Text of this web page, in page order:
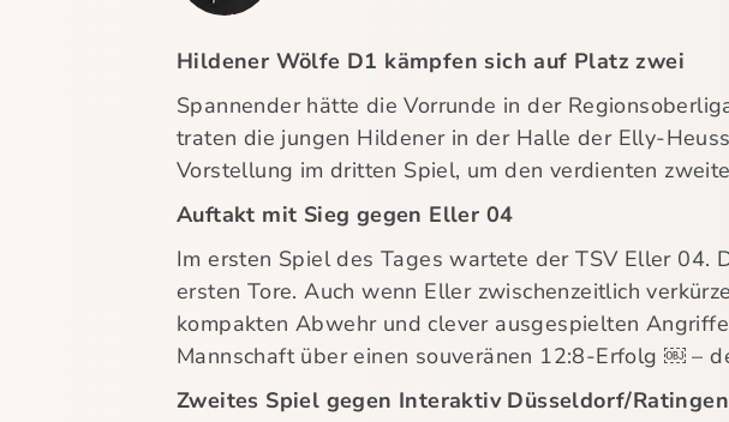
Hildener Wölfe D1 kämpfen sich auf Platz zwei
Spannender hätte die Vorrunde in der
traten die jungen Hildener in der Halle der Elly-
Vorstellung im dritten Spiel, um den verdienten
Auftakt mit Sieg gegen Eller 04
Im ersten Spiel des Tages wartete der TSV Eller
ersten Tore. Auch wenn Eller zwischenzeitlich
kompakten Abwehr und clever ausgespielten
Mannschaft über einen souveränen 12:8-Erfolg ￼ –
Zweites Spiel gegen Interaktiv Düsseldorf/Ratingen